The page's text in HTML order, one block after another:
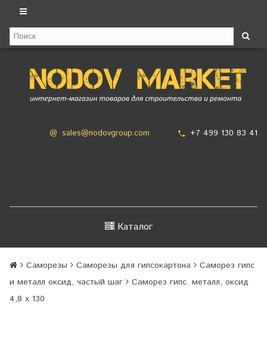
@ sales@nodovgroup.com +7 499 130 83 41
Каталог
Саморезы Саморезы для гипсокартона
Саморез гипс
и металл оксид, частый шаг
Саморез гипс. металл, оксид
4,8 х 130